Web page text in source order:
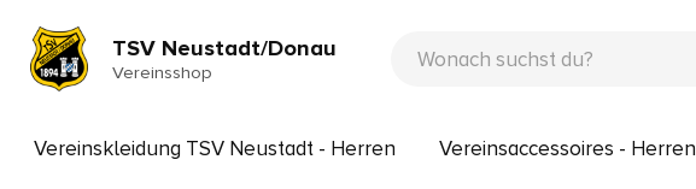
TSV Neustadt/Donau
Vereinsshop
Vereinskleidung TSV Neustadt - Herren Vereinsaccessoires - Herren